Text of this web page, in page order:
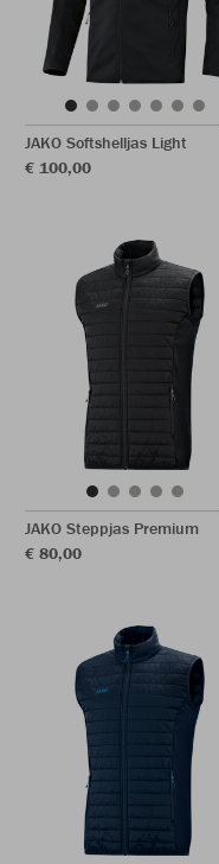
JAKO Softshelljas Light
€ 100,00
JAKO Steppjas Premium
€ 80,00